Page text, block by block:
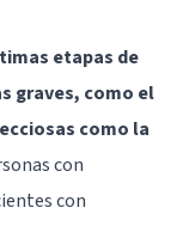
etapas de
graves, como el
como la
con
con